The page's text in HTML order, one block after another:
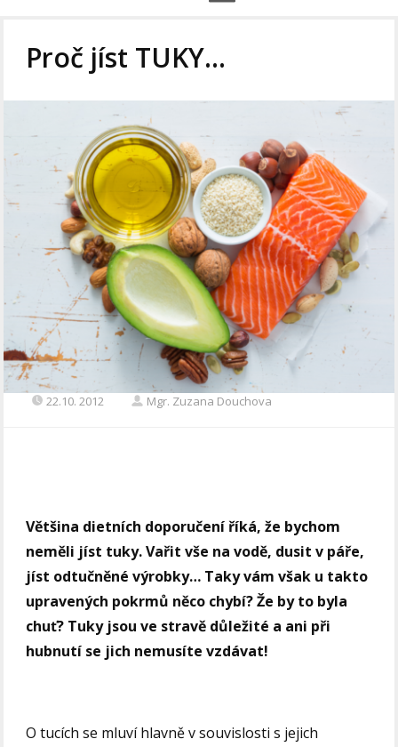
Proč jíst TUKY…
22.10. 2012 Mgr. Zuzana Douchova
Většina dietních doporučení říká, že bychom
neměli jíst tuky. Vařit vše na vodě, dusit v páře,
jíst odtučněné výrobky… Taky vám však u takto
upravených pokrmů něco chybí? Že by to byla
chuť? Tuky jsou ve stravě důležité a ani při
hubnutí se jich nemusíte vzdávat!
O tucích se mluví hlavně v souvislosti s jejich